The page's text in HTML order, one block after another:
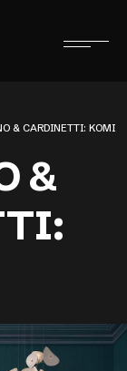
& CARDINETTI: KOMI
&